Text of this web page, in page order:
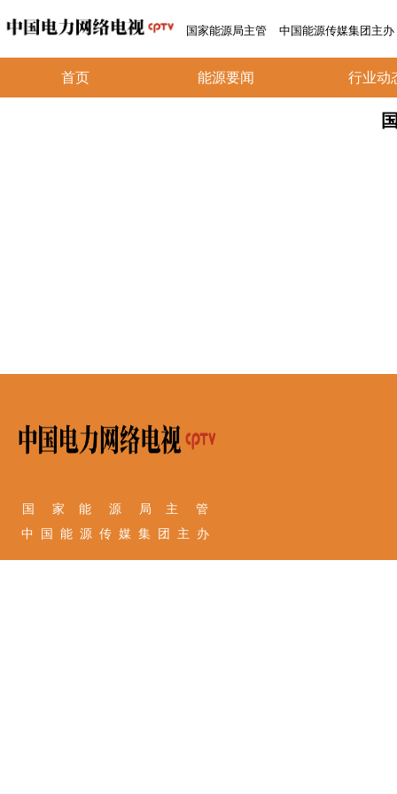
国家能源局主管 中国能源传媒集团主办
首页 能源要闻 行业动
国 家 能 源 局 主 管
中 国 能 源 传 媒 集 团 主 办